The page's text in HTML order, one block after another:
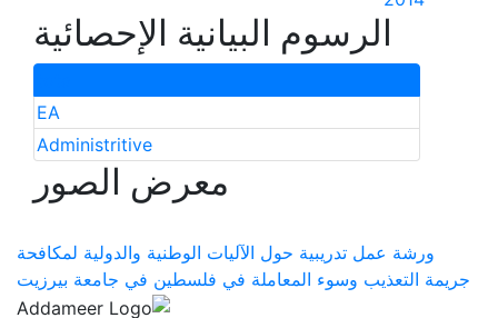
الرسوم البيانية الإحصائية
EA
Administritive
معرض الصور
ورشة عمل تدريبية حول الآليات الوطنية والدولية لمكافحة
جريمة التعذيب وسوء المعاملة في فلسطين في جامعة بيرزيت